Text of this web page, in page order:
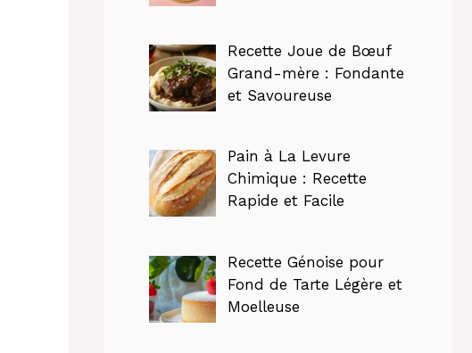
Recette Joue de Bœuf
Grand-mère : Fondante
et Savoureuse
Pain à La Levure
Chimique : Recette
Rapide et Facile
Recette Génoise pour
Fond de Tarte Légère et
Moelleuse